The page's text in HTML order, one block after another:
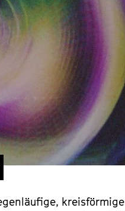
kreisförmige